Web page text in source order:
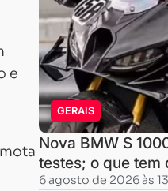
e
GERAIS
Nova BMW S
testes; o que tem
6 agosto de 2026 às